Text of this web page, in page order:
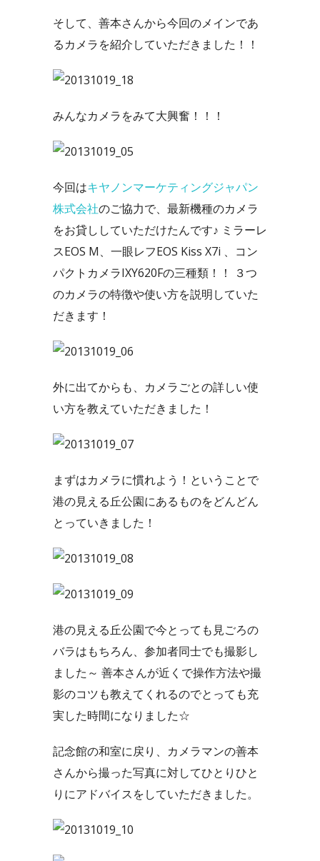
そして、善本さんから今回のメインであ
るカメラを紹介していただきました！！
みんなカメラをみて大興奮！！！
今回はキヤノンマーケティングジャパン
株式会社のご協力で、最新機種のカメラ
をお貸ししていただけたんです♪ ミラーレ
スEOS M、一眼レフEOS Kiss X7i 、コン
パクトカメラIXY620Fの三種類！！ ３つ
のカメラの特徴や使い方を説明していた
だきます！
外に出てからも、カメラごとの詳しい使
い方を教えていただきました！
まずはカメラに慣れよう！ということで
港の見える丘公園にあるものをどんどん
とっていきました！
港の見える丘公園で今とっても見ごろの
バラはもちろん、参加者同士でも撮影し
ました～ 善本さんが近くで操作方法や撮
影のコツも教えてくれるのでとっても充
実した時間になりました☆
記念館の和室に戻り、カメラマンの善本
さんから撮った写真に対してひとりひと
りにアドバイスをしていただきました。